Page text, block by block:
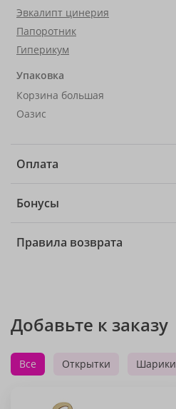
Эвкалипт цинерия
Папоротник
Гиперикум
Упаковка
Корзина большая
Оазис
Оплата
Бонусы
Правила возврата
Добавьте к заказу
Все Открытки Шарики